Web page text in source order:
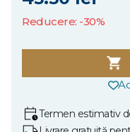
Reducere: -30%
Termen estimativ